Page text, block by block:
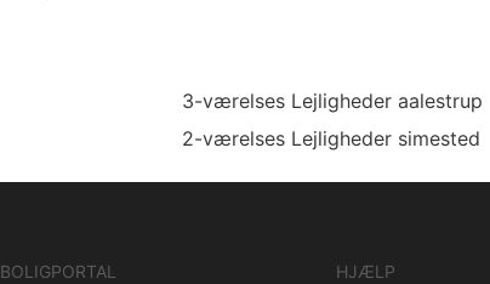
3-værelses Lejligheder aalestrup
2-værelses Lejligheder simested
BOLIGPORTAL
HJÆLP